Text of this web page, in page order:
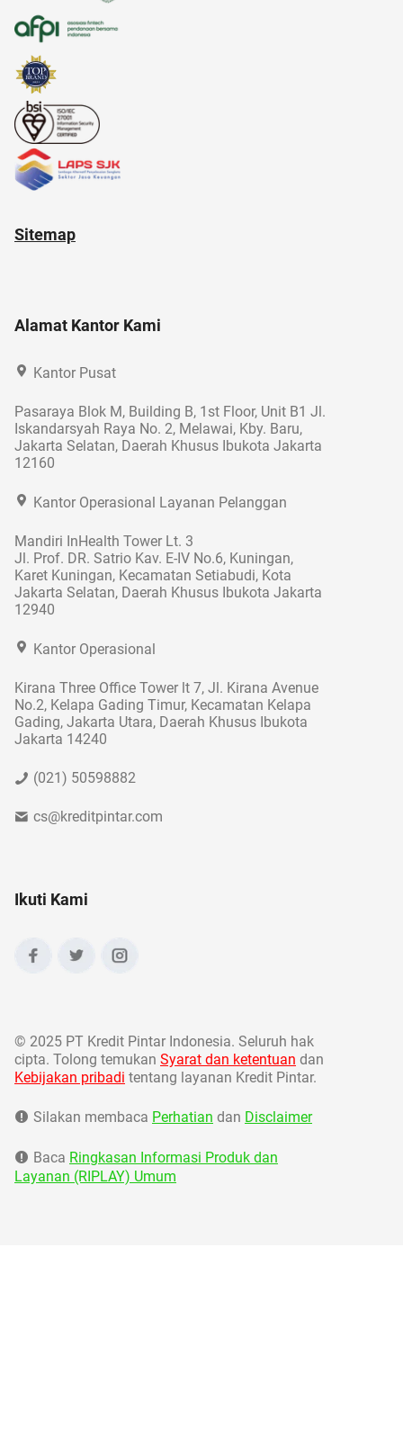
11.11
Sitemap
Alamat Kantor Kami
Kantor Pusat
Pasaraya Blok M, Building B, 1st Floor, Unit B1 Jl.
Iskandarsyah Raya No. 2, Melawai, Kby. Baru,
Jakarta Selatan, Daerah Khusus Ibukota Jakarta
12160
Kantor Operasional Layanan Pelanggan
Mandiri InHealth Tower Lt. 3
Jl. Prof. DR. Satrio Kav. E-IV No.6, Kuningan,
Karet Kuningan, Kecamatan Setiabudi, Kota
Jakarta Selatan, Daerah Khusus Ibukota Jakarta
12940
Kantor Operasional
Kirana Three Office Tower lt 7, Jl. Kirana Avenue
No.2, Kelapa Gading Timur, Kecamatan Kelapa
Gading, Jakarta Utara, Daerah Khusus Ibukota
Jakarta 14240
(021) 50598882
cs@kreditpintar.com
Ikuti Kami
© 2025 PT Kredit Pintar Indonesia. Seluruh hak
cipta. Tolong temukan Syarat dan ketentuan dan
Kebijakan pribadi tentang layanan Kredit Pintar.
Silakan membaca Perhatian dan Disclaimer
Baca Ringkasan Informasi Produk dan
Layanan (RIPLAY) Umum